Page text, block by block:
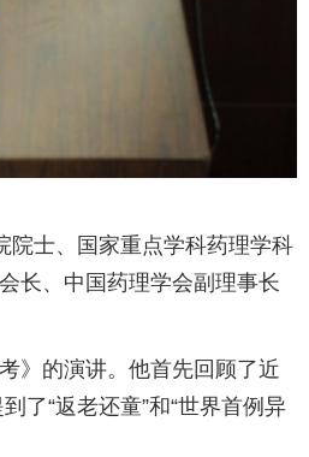
士、国家重点学科药理学科
长、中国药理学会副理事长
》的演讲。他首先回顾了近
了“返老还童”和“世界首例异